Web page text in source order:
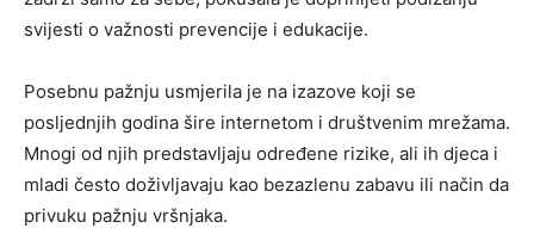
svijesti o važnosti prevencije i edukacije.
Posebnu pažnju usmjerila je na izazove koji se
posljednjih godina šire internetom i društvenim mrežama.
Mnogi od njih predstavljaju određene rizike, ali ih djeca i
mladi često doživljavaju kao bezazlenu zabavu ili način da
privuku pažnju vršnjaka.